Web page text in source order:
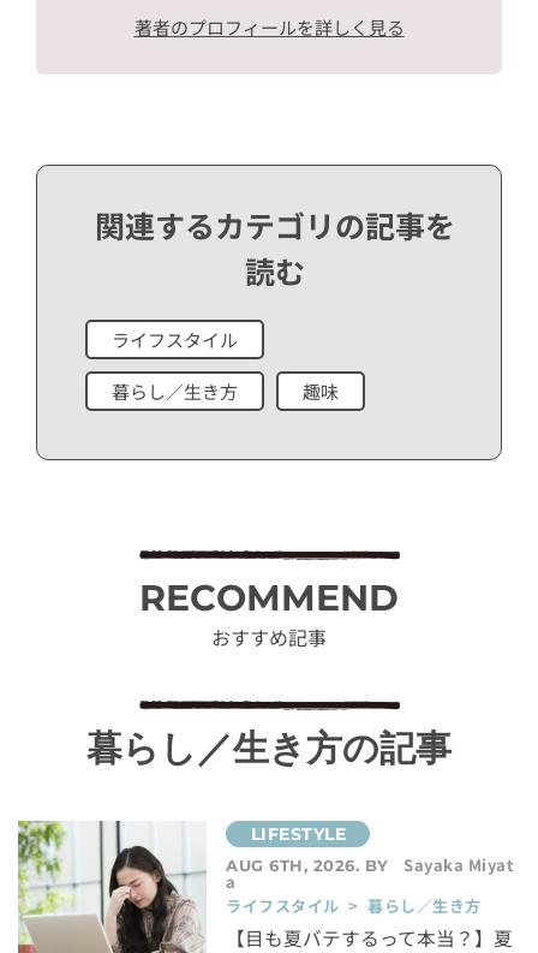
著者のプロフィールを詳しく見る
関連するカテゴリの記事を
読む
ライフスタイル
暮らし／生き方 趣味
RECOMMEND
おすすめ記事
暮らし／生き方の記事
AUG 6TH, 2026. BY Sayaka Miyat
a
ライフスタイル > 暮らし／生き方
【目も夏バテするって本当？】夏